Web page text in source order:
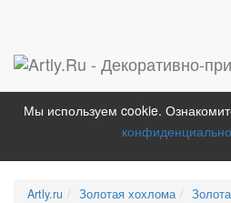
Мы используем cookie.
Artly.ru Золотая хохлома